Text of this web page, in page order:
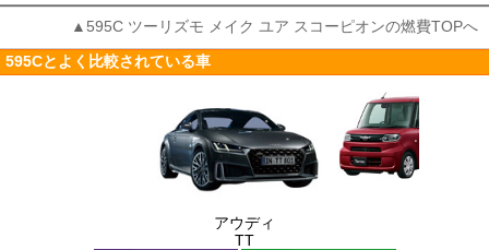
▲595C ツーリズモ メイク ユア スコーピオンの燃費TOPへ
595Cとよく比較されている車
アウディ
TT